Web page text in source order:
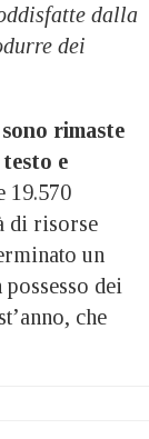
dalla
dei
rimaste
e
19.570
di risorse
un
dei
che